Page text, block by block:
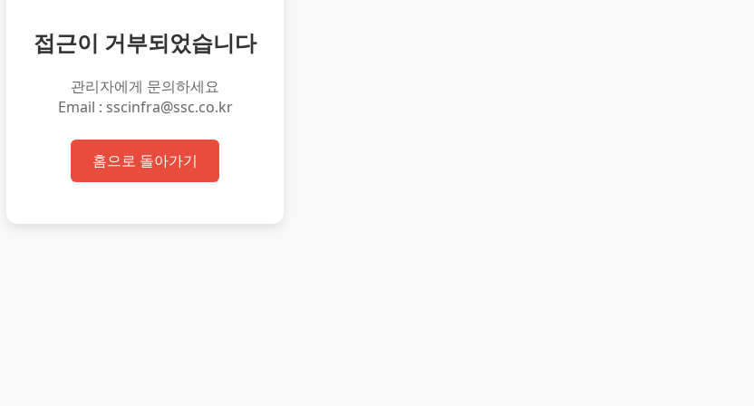
접근이 거부되었습니다
관리자에게 문의하세요
Email : sscinfra@ssc.co.kr
홈으로 돌아가기